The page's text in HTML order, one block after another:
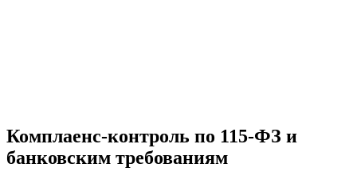
Комплаенс-контроль по 115-ФЗ и
банковским требованиям